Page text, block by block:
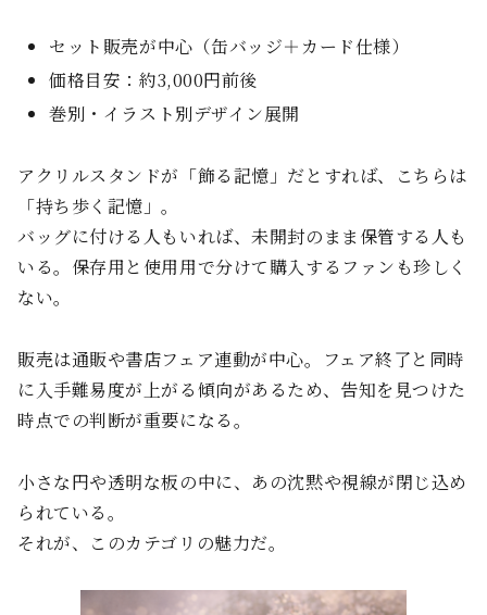
セット販売が中心（缶バッジ＋カード仕様）
価格目安：約3,000円前後
巻別・イラスト別デザイン展開
アクリルスタンドが「飾る記憶」だとすれば、こちらは
「持ち歩く記憶」。
バッグに付ける人もいれば、未開封のまま保管する人も
いる。保存用と使用用で分けて購入するファンも珍しく
ない。
販売は通販や書店フェア連動が中心。フェア終了と同時
に入手難易度が上がる傾向があるため、告知を見つけた
時点での判断が重要になる。
小さな円や透明な板の中に、あの沈黙や視線が閉じ込め
られている。
それが、このカテゴリの魅力だ。